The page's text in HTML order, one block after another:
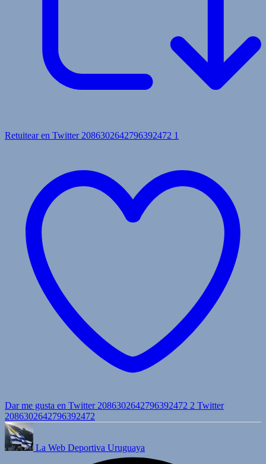
Retuitear en Twitter 2086302642796392472 1
Dar me gusta en Twitter 2086302642796392472 2 Twitter
2086302642796392472
La Web Deportiva Uruguaya